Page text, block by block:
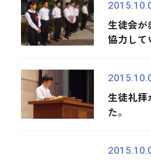
生徒会が
協力して
生徒礼拝
た。